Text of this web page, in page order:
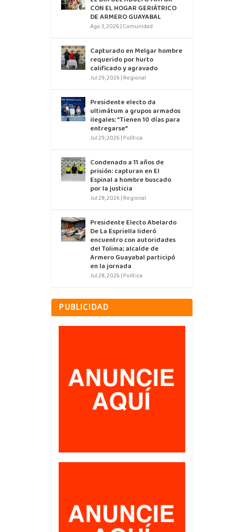
CON EL HOGAR GERIÁTRICO
DE ARMERO GUAYABAL
Ago 3, 2026 | Comunidad
Capturado en Melgar hombre
requerido por hurto
calificado y agravado
Jul 29, 2026 | Regional
Presidente electo da
ultimátum a grupos armados
ilegales: “Tienen 10 días para
entregarse”
Jul 29, 2026 | Política
Condenado a 11 años de
prisión: capturan en El
Espinal a hombre buscado
por la justicia
Jul 28, 2026 | Regional
Presidente Electo Abelardo
De La Espriella lideró
encuentro con autoridades
del Tolima; alcalde de
Armero Guayabal participó
en la jornada
Jul 28, 2026 | Política
PUBLICIDAD